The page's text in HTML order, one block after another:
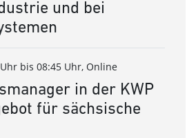
und bei
bis 08:45 Uhr, Online
in der KWP
für sächsische